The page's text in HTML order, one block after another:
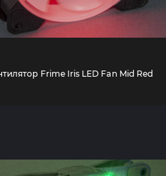
Frime Iris LED Fan Mid Red